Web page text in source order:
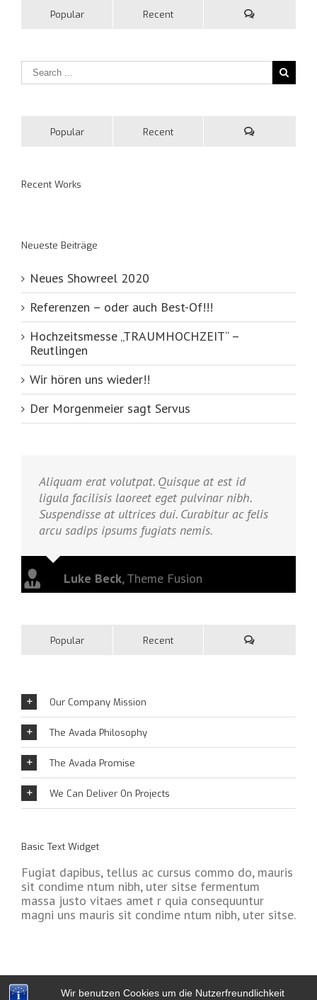
Wir benutzen Cookies um die Nutzerfreundlichkeit
Popular Recent
Popular Recent
Recent Works
Neueste Beiträge
Neues Showreel 2020
Referenzen – oder auch Best-Of!!!
Hochzeitsmesse „TRAUMHOCHZEIT“ –
Reutlingen
Wir hören uns wieder!!
Der Morgenmeier sagt Servus
Aliquam erat volutpat. Quisque at est id
ligula facilisis laoreet eget pulvinar nibh.
Suspendisse at ultrices dui. Curabitur ac felis
arcu sadips ipsums fugiats nemis.
Luke Beck,Theme Fusion
Popular Recent
Our Company Mission
The Avada Philosophy
The Avada Promise
We Can Deliver On Projects
Basic Text Widget
Fugiat dapibus, tellus ac cursus commo do, mauris
sit condime ntum nibh, uter sitse fermentum
massa justo vitaes amet r quia consequuntur
magni uns mauris sit condime ntum nibh, uter sitse.